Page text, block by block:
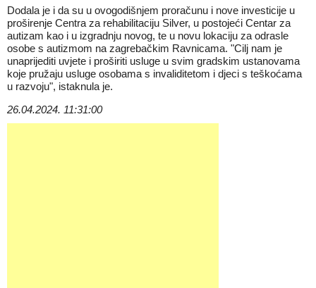
Dodala je i da su u ovogodišnjem proračunu i nove investicije u
proširenje Centra za rehabilitaciju Silver, u postojeći Centar za
autizam kao i u izgradnju novog, te u novu lokaciju za odrasle
osobe s autizmom na zagrebačkim Ravnicama. "Cilj nam je
unaprijediti uvjete i proširiti usluge u svim gradskim ustanovama
koje pružaju usluge osobama s invaliditetom i djeci s teškoćama
u razvoju", istaknula je.
26.04.2024. 11:31:00